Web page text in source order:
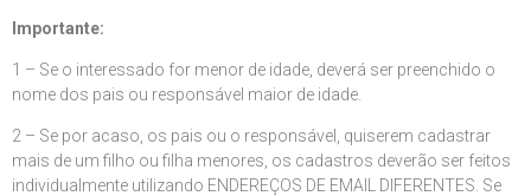
Importante:
1 – Se o interessado for menor de idade, deverá ser preenchido o
nome dos pais ou responsável maior de idade.
2 – Se por acaso, os pais ou o responsável, quiserem cadastrar
mais de um filho ou filha menores, os cadastros deverão ser feitos
individualmente utilizando ENDEREÇOS DE EMAIL DIFERENTES. Se